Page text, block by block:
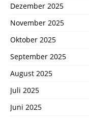
Dezember 2025
November 2025
Oktober 2025
September 2025
August 2025
Juli 2025
Juni 2025